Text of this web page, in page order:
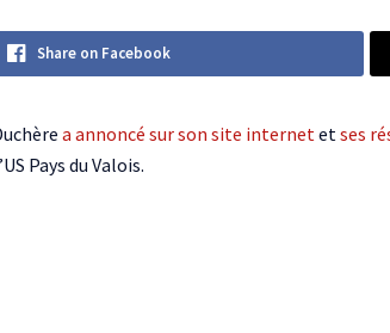
Share on Facebook
a annoncé sur son site internet et ses
Pays du Valois.